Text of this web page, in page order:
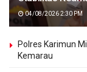
04/08/2026 2:30 PM
Polres Karimun
Kemarau